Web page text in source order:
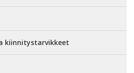
kiinnitystarvikkeet